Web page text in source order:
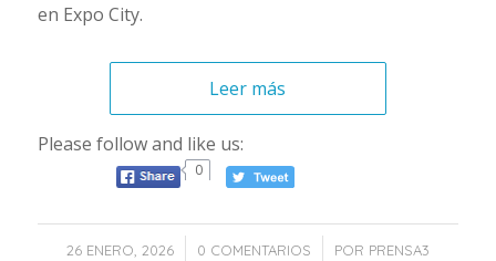
en Expo City.
Leer más
Please follow and like us:
0
26 ENERO, 2026
/ 0 COMENTARIOS
/ POR PRENSA3